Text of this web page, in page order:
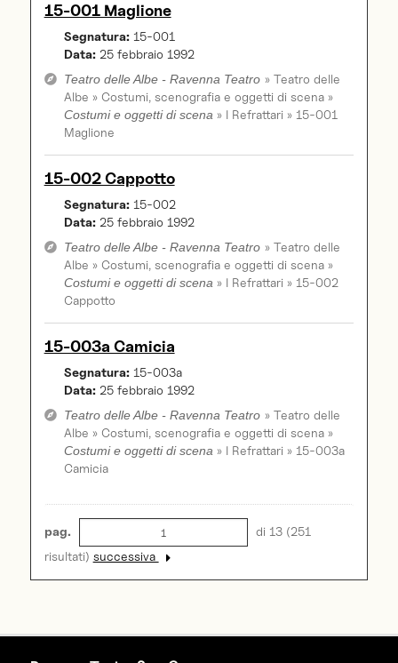
15-001 Maglione
Segnatura:15-001
Data:25 febbraio 1992
Teatro delle Albe - Ravenna Teatro
Albe » Costumi, scenografia e oggetti di scena »
Costumi e oggetti di scena
Maglione
15-002 Cappotto
Segnatura:15-002
Data:25 febbraio 1992
Teatro delle Albe - Ravenna Teatro
Albe » Costumi, scenografia e oggetti di scena »
Costumi e oggetti di scena
Cappotto
15-003a Camicia
Segnatura:15-003a
Data:25 febbraio 1992
Teatro delle Albe - Ravenna Teatro
Albe » Costumi, scenografia e oggetti di scena »
Costumi e oggetti di scena
Camicia
pag.
di 13 (251
risultati) successiva